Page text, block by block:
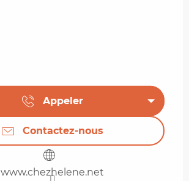
Appeler
Contactez-nous
www.chezhelene.net